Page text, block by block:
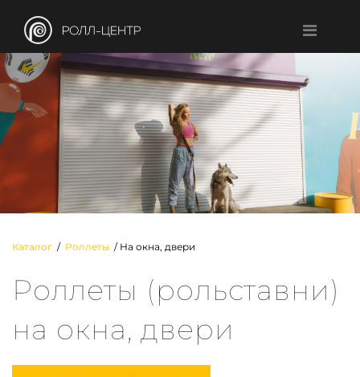
Каталог / Роллеты / На окна, двери
Роллеты (рольставни)
на окна, двери